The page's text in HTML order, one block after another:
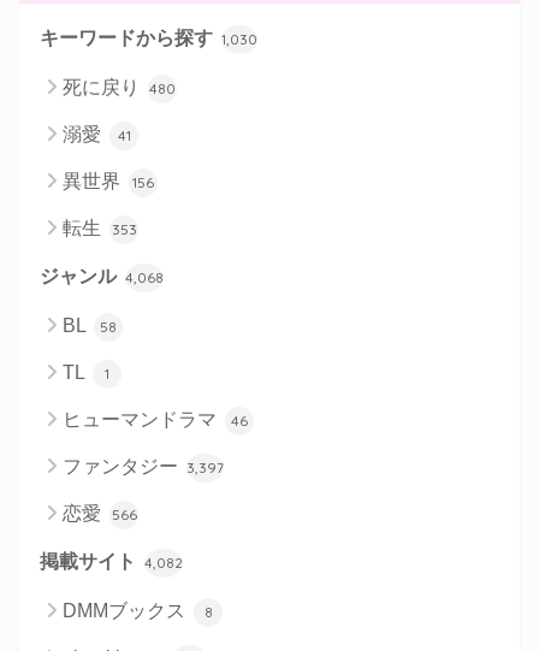
キーワードから探す 1,030
死に戻り 480
溺愛 41
異世界 156
転生 353
ジャンル 4,068
BL 58
TL 1
ヒューマンドラマ 46
ファンタジー 3,397
恋愛 566
掲載サイト 4,082
DMMブックス 8